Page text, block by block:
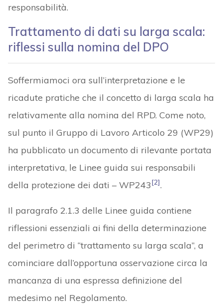
responsabilità.
Trattamento di dati su larga scala:
riflessi sulla nomina del DPO
Soffermiamoci ora sull’interpretazione e le
ricadute pratiche che il concetto di larga scala ha
relativamente alla nomina del RPD. Come noto,
sul punto il Gruppo di Lavoro Articolo 29 (WP29)
ha pubblicato un documento di rilevante portata
interpretativa, le Linee guida sui responsabili
della protezione dei dati – WP243[2].
Il paragrafo 2.1.3 delle Linee guida contiene
riflessioni essenziali ai fini della determinazione
del perimetro di “trattamento su larga scala”, a
cominciare dall’opportuna osservazione circa la
mancanza di una espressa definizione del
medesimo nel Regolamento.